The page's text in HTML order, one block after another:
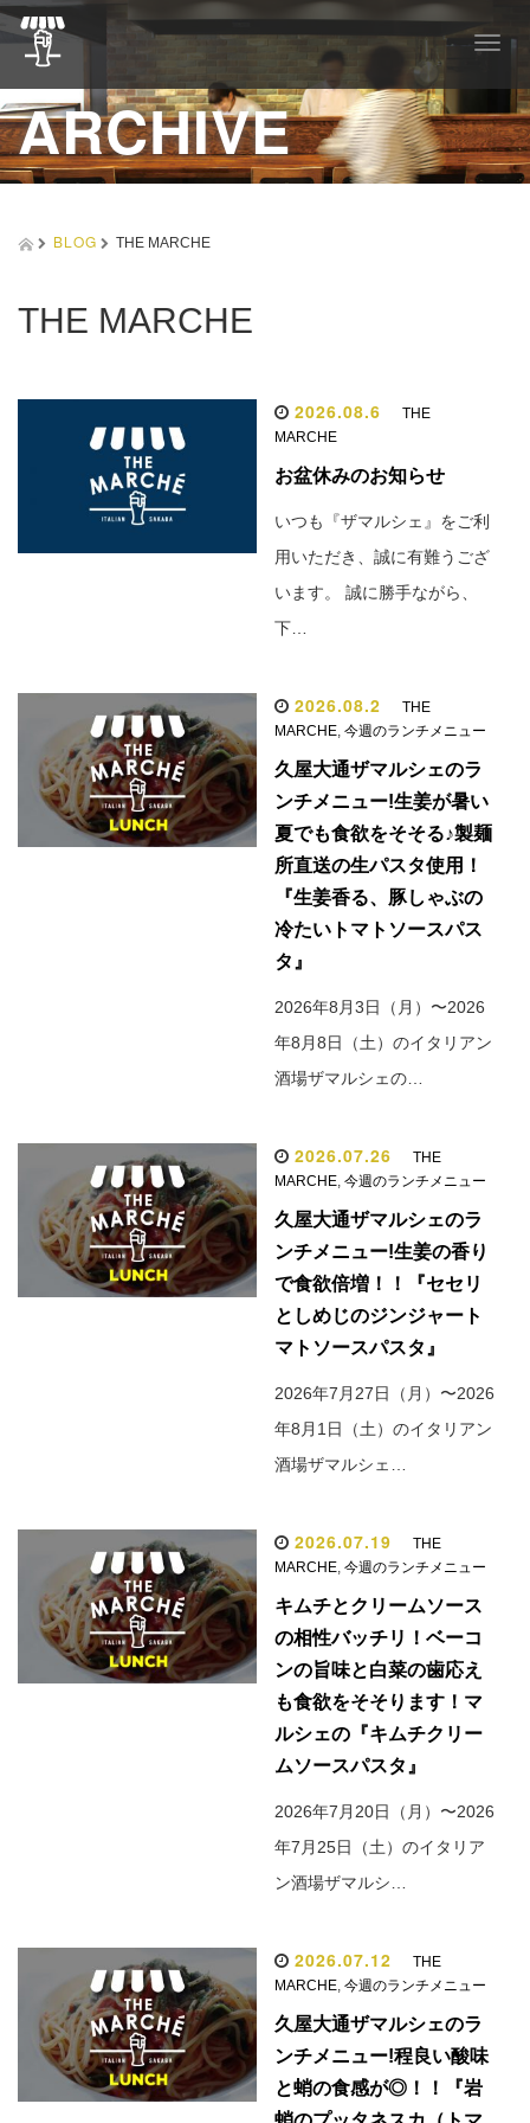
T
g
g
l
e
n
ARCHIVE
BLOG THE MARCHE
THE MARCHE
2026.08.6
THE
MARCHE
お盆休みのお知らせ
いつも『ザマルシェ』をご利
用いただき、誠に有難うござ
います。 誠に勝手ながら、
下…
2026.08.2
THE
MARCHE, 今週のランチメニュー
久屋大通ザマルシェのラ
ンチメニュー!生姜が暑い
夏でも食欲をそそる♪製麺
所直送の生パスタ使用！
『生姜香る、豚しゃぶの
冷たいトマトソースパス
タ』
2026年8月3日（月）〜2026
年8月8日（土）のイタリアン
酒場ザマルシェの…
2026.07.26
THE
MARCHE, 今週のランチメニュー
久屋大通ザマルシェのラ
ンチメニュー!生姜の香り
で食欲倍増！！『セセリ
としめじのジンジャート
マトソースパスタ』
2026年7月27日（月）〜2026
年8月1日（土）のイタリアン
酒場ザマルシェ…
2026.07.19
THE
MARCHE, 今週のランチメニュー
キムチとクリームソース
の相性バッチリ！ベーコ
ンの旨味と白菜の歯応え
も食欲をそそります！マ
ルシェの『キムチクリー
ムソースパスタ』
2026年7月20日（月）〜2026
年7月25日（土）のイタリア
ン酒場ザマルシ…
2026.07.12
THE
MARCHE, 今週のランチメニュー
久屋大通ザマルシェのラ
ンチメニュー!程良い酸味
と蛸の食感が◎！！『岩